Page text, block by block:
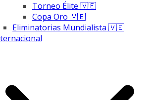
Torneo Élite 🇻🇪
Copa Oro 🇻🇪
Eliminatorias Mundialista 🇻🇪